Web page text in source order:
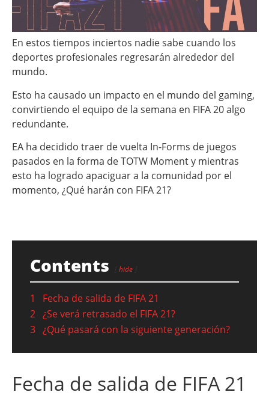
En estos tiempos inciertos nadie sabe cuando los
deportes profesionales regresarán alrededor del
mundo.
Esto ha causado un impacto en el mundo del gaming,
convirtiendo el equipo de la semana en FIFA 20 algo
redundante.
EA ha decidido traer de vuelta In-Forms de juegos
pasados en la forma de TOTW Moment y mientras
esto ha logrado apaciguar a la comunidad por el
momento, ¿Qué harán con FIFA 21?
Contents hide
1
Fecha de salida de FIFA 21
2 ¿Se verá retrasado el FIFA 21?
3 ¿Qué pasará con la siguiente generación?
Fecha de salida de FIFA 21